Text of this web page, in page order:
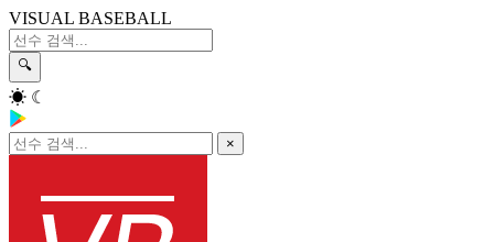
VISUAL BASEBALL
🔍
☀ ☾
×